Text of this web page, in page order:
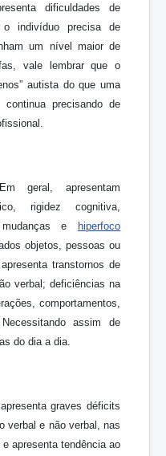
dificuldades de
o indivíduo precisa de
um nível maior de
vale lembrar que o
autista do que uma
precisando de
geral, apresentam
rigidez cognitiva,
e hiperfoco
objetos, pessoas ou
transtornos de
verbal; deficiências na
comportamentos,
assim de
do dia a dia.
graves déficits
verbal e não verbal, nas
apresenta tendência ao